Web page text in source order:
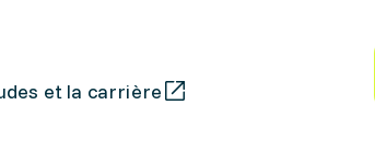
et la carrière